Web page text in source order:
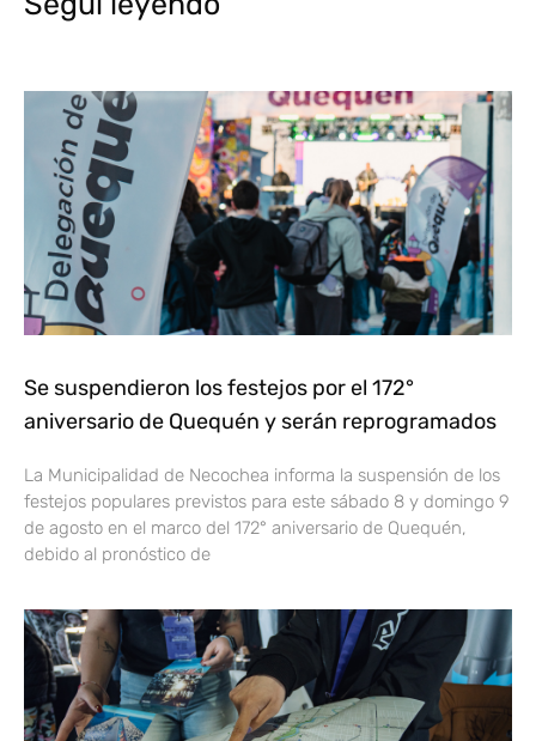
Se suspendieron los festejos por el 172°
aniversario de Quequén y serán reprogramados
La Municipalidad de Necochea informa la suspensión de los
festejos populares previstos para este sábado 8 y domingo 9
de agosto en el marco del 172° aniversario de Quequén,
debido al pronóstico de